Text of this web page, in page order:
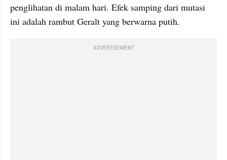
penglihatan di malam hari. Efek samping dari mutasi
ini adalah rambut Geralt yang berwarna putih.
ADVERTISEMENT